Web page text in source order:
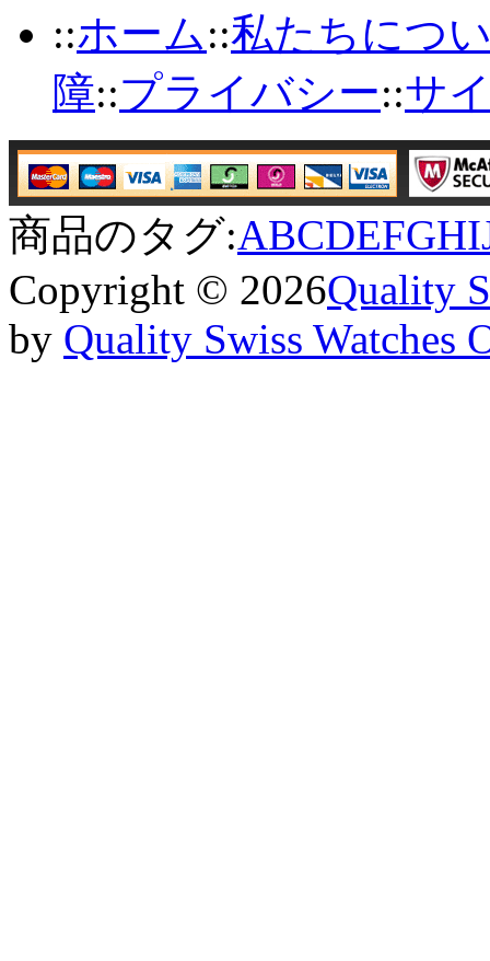
::ホーム::私たちにつ
障::プライバシー::サ
商品のタグ:ABCDEFGHI
Copyright © 2026Quality
by Quality Swiss Watches